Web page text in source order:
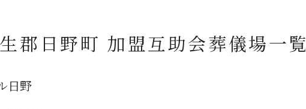
郡日野町 加盟互助会葬儀場一覧
日野